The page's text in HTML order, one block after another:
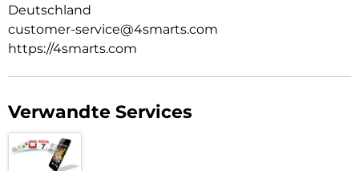
Deutschland
customer-service@4smarts.com
https://4smarts.com
Verwandte Services